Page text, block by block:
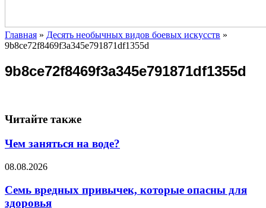
Главная » Десять необычных видов боевых искусств »
9b8ce72f8469f3a345e791871df1355d
9b8ce72f8469f3a345e791871df1355d
Читайте также
Чем заняться на воде?
08.08.2026
Семь вредных привычек, которые опасны для
здоровья